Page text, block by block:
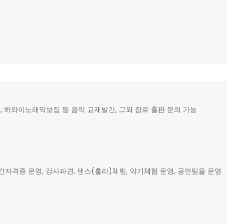
와이노래악보집 등 음악 교재발간, 그외 장르 출판 문의 가능
격증 운영, 강사파견, 댄스(훌라)체험, 악기체험 운영, 공연팀을 운영